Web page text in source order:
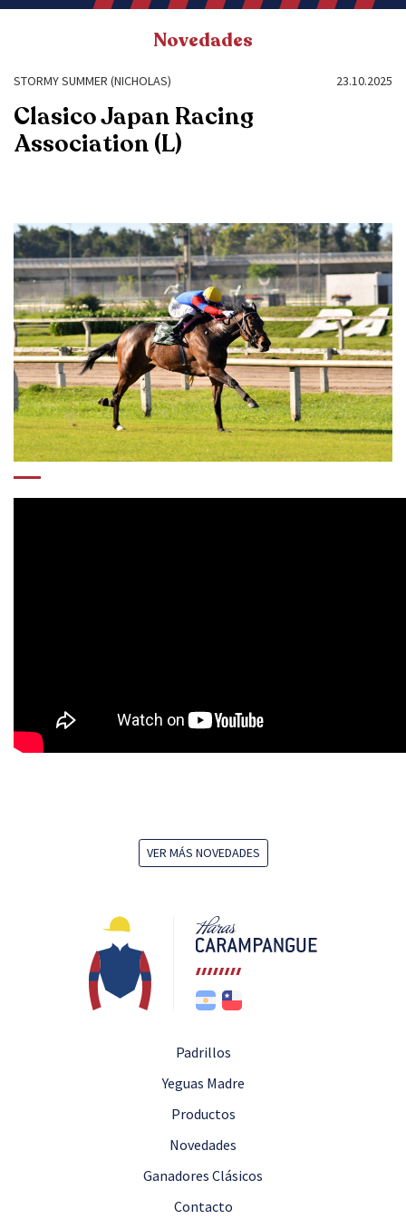
Novedades
STORMY SUMMER (NICHOLAS) 23.10.2025
Clasico Japan Racing
Association (L)
VER MÁS NOVEDADES
Padrillos
Yeguas Madre
Productos
Novedades
Ganadores Clásicos
Contacto